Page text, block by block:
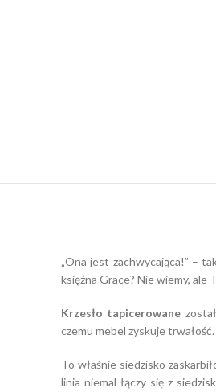
„Ona jest zachwycająca!” –
księżna Grace? Nie wiemy, ale
Krzesło tapicerowane
czemu mebel zyskuje
To właśnie siedzisko
linia niemal łączy się z